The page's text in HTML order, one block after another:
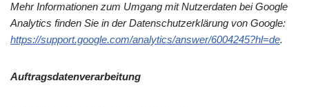
Mehr Informationen zum Umgang mit Nutzerdaten bei Google
Analytics finden Sie in der Datenschutzerklärung von Google:
https://support.google.com/analytics/answer/6004245?hl=de.
Auftragsdatenverarbeitung